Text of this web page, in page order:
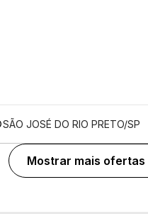
SÃO JOSÉ DO RIO PRETO/SP
Mostrar mais ofertas